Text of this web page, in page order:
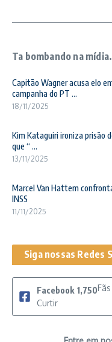
Ta bombando na
Capitão Wagner acusa elo
campanha do PT ...
18/11/2025
Kim Kataguiri ironiza prisão
que “ ...
13/11/2025
Marcel Van Hattem
INSS
11/11/2025
Siga nossas Redes
Facebook 1,750Fãs
Curtir